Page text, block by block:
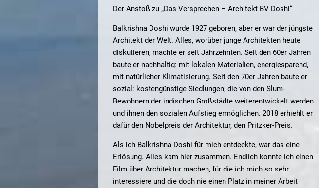
Der Anstoß zu „Das Versprechen – Architekt BV Doshi“
Balkrishna Doshi wurde 1927 geboren, aber er war der jüngste
Architekt der Welt. Alles, worüber junge Architekten heute
diskutieren, machte er seit Jahrzehnten. Seit den 60er Jahren
baute er nachhaltig: mit lokalen Materialien, energiesparend,
mit natürlicher Klimatisierung. Seit den 70er Jahren baute er
sozial: kostengünstige Siedlungen, die von den Slum-
Bewohnern der indischen Großstädte weiterentwickelt werden
und ihnen den sozialen Aufstieg ermöglichen. 2018 erhiehlt er
dafür den Nobelpreis der Architektur, den Pritzker-Preis.
Als ich Balkrishna Doshi für mich entdeckte, war das eine
Erlösung. Alles kam hier zusammen. Endlich konnte ich einen
Film über Architektur machen, für die ich mich so sehr
interessiere und die doch nie einen Platz in meiner Arbeit